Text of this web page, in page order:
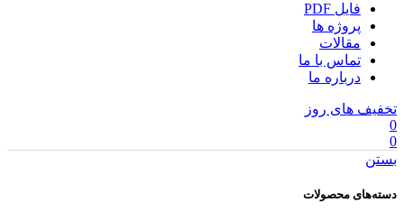
فایل PDF
پروژه ها
مقالات
تماس با ما
درباره ما
تخفیف های روز
0
0
بستن
دسته‌های محصولات